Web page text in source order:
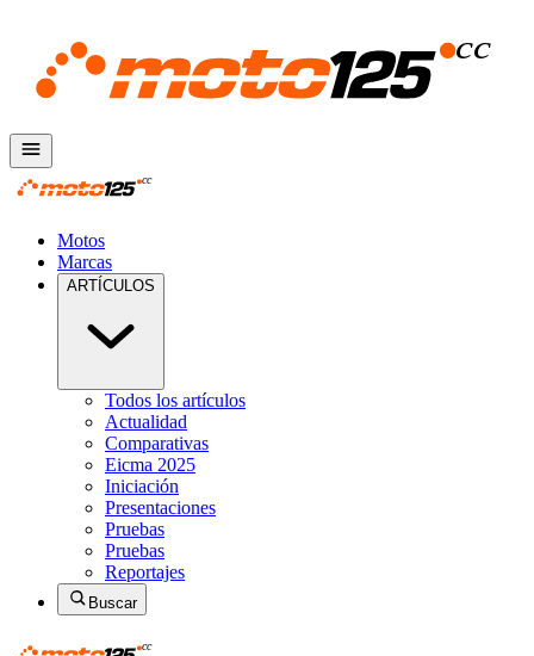
Motos
Marcas
ARTÍCULOS
Todos los artículos
Actualidad
Comparativas
Eicma 2025
Iniciación
Presentaciones
Pruebas
Pruebas
Reportajes
Buscar